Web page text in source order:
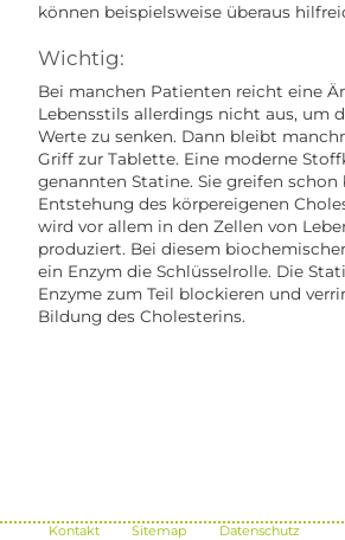
können beispielsweise überaus
Wichtig:
Bei manchen Patienten reicht eine
Lebensstils allerdings nicht aus, um
Werte zu senken. Dann bleibt
Griff zur Tablette. Eine moderne
genannten Statine. Sie greifen schon
Entstehung des körpereigenen
wird vor allem in den Zellen von
produziert. Bei diesem
ein Enzym die Schlüsselrolle. Die
Enzyme zum Teil blockieren und
Bildung des Cholesterins.
Kontakt Sitemap
Datenschutz